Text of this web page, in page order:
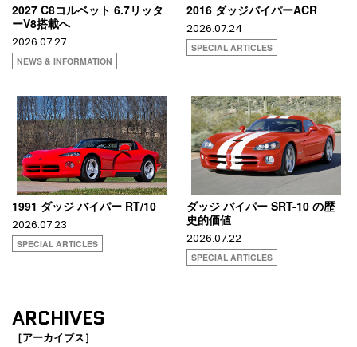
2027 C8コルベット 6.7リッタ
ーV8搭載へ
2026.07.27
NEWS & INFORMATION
2016 ダッジバイパーACR
2026.07.24
SPECIAL ARTICLES
1991 ダッジ バイパー RT/10
2026.07.23
SPECIAL ARTICLES
ダッジ バイパー SRT-10 の歴
史的価値
2026.07.22
SPECIAL ARTICLES
ARCHIVES
［アーカイブス］